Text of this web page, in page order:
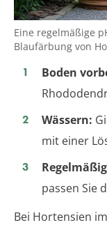
Eine regelmäßige
Blaufärbung von
Boden
Wässern:
mit einer
passen Sie
Bei Hortensien